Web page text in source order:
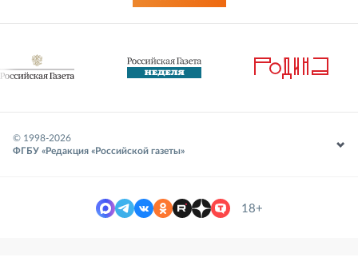
© 1998-2026
ФГБУ «Редакция «Российской газеты»
18+